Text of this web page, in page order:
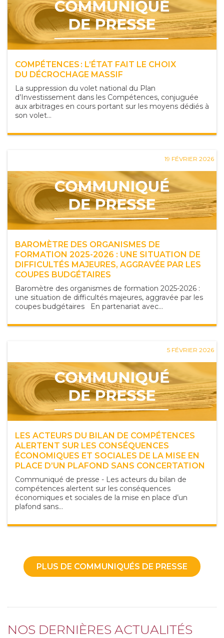
COMPÉTENCES : L’ÉTAT FAIT LE CHOIX
DU DÉCROCHAGE MASSIF
La suppression du volet national du Plan
d’Investissement dans les Compétences, conjuguée
aux arbitrages en cours portant sur les moyens dédiés à
son volet...
19 FÉVRIER 2026
BAROMÈTRE DES ORGANISMES DE
FORMATION 2025-2026 : UNE SITUATION DE
DIFFICULTÉS MAJEURES, AGGRAVÉE PAR LES
COUPES BUDGÉTAIRES
Baromètre des organismes de formation 2025-2026 :
une situation de difficultés majeures, aggravée par les
coupes budgétaires En partenariat avec...
5 FÉVRIER 2026
LES ACTEURS DU BILAN DE COMPÉTENCES
ALERTENT SUR LES CONSÉQUENCES
ÉCONOMIQUES ET SOCIALES DE LA MISE EN
PLACE D’UN PLAFOND SANS CONCERTATION
Communiqué de presse - Les acteurs du bilan de
compétences alertent sur les conséquences
économiques et sociales de la mise en place d’un
plafond sans...
PLUS DE COMMUNIQUÉS DE PRESSE
NOS DERNIÈRES ACTUALITÉS